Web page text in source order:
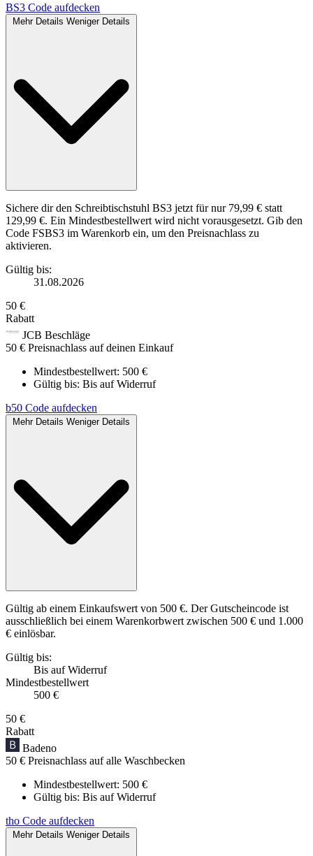
BS3 Code aufdecken
Mehr Details Weniger Details
Sichere dir den Schreibtischstuhl BS3 jetzt für nur 79,99 € statt
129,99 €. Ein Mindestbestellwert wird nicht vorausgesetzt. Gib den
Code FSBS3 im Warenkorb ein, um den Preisnachlass zu
aktivieren.
Gültig bis:
31.08.2026
50 €
Rabatt
JCB Beschläge
50 € Preisnachlass auf deinen Einkauf
Mindestbestellwert: 500 €
Gültig bis: Bis auf Widerruf
b50 Code aufdecken
Mehr Details Weniger Details
Gültig ab einem Einkaufswert von 500 €. Der Gutscheincode ist
ausschließlich bei einem Warenkorbwert zwischen 500 € und 1.000
€ einlösbar.
Gültig bis:
Bis auf Widerruf
Mindestbestellwert
500 €
50 €
Rabatt
Badeno
50 € Preisnachlass auf alle Waschbecken
Mindestbestellwert: 500 €
Gültig bis: Bis auf Widerruf
tho Code aufdecken
Mehr Details Weniger Details